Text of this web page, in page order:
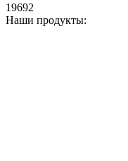
19692
Наши продукты: